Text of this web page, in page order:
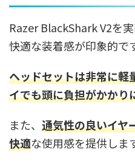
Razer BlackShark V2を
快適な装着感が印象的で
ヘッドセットは非常に軽
イでも頭に負担がかかり
また、 通気性の良いイヤ
快適な使用感を提供しま